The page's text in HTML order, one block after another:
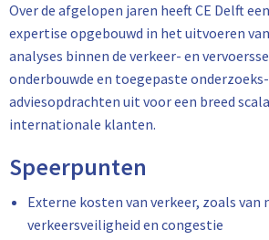
Over de afgelopen jaren heeft CE Delft
expertise opgebouwd in het uitvoeren
analyses binnen de verkeer- en
onderbouwde en toegepaste
adviesopdrachten uit voor een breed
internationale klanten.
Speerpunten
Externe kosten van verkeer, zoals van
verkeersveiligheid en congestie